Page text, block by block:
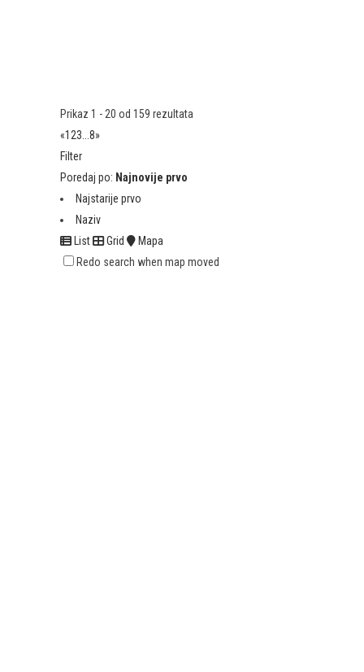
Prikaz 1 - 20 od 159 rezultata
«123...8»
Filter
Poredaj po: Najnovije prvo
Najstarije prvo
Naziv
List
Grid
Mapa
Redo search when map moved